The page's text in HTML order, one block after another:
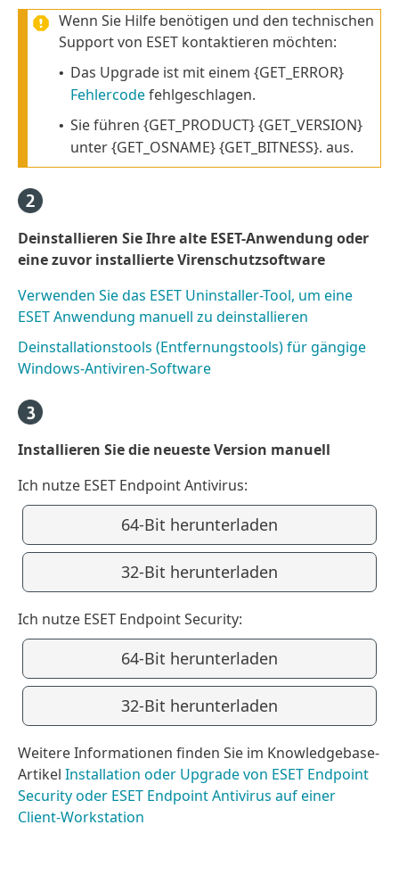
Wenn Sie Hilfe benötigen und den technischen
Support von ESET kontaktieren möchten:
• Das Upgrade ist mit einem {GET_ERROR}
Fehlercodefehlgeschlagen.
• Sie führen {GET_PRODUCT} {GET_VERSION}
unter {GET_OSNAME} {GET_BITNESS}. aus.
Deinstallieren Sie Ihre alte ESET-Anwendung oder
eine zuvor installierte Virenschutzsoftware
Verwenden Sie das ESET Uninstaller-Tool, um eine
ESET Anwendung manuell zu deinstallieren
Deinstallationstools (Entfernungstools) für gängige
Windows-Antiviren-Software
Installieren Sie die neueste Version manuell
Ich nutze ESET Endpoint Antivirus:
64-Bit herunterladen
32-Bit herunterladen
Ich nutze ESET Endpoint Security:
64-Bit herunterladen
32-Bit herunterladen
Weitere Informationen finden Sie im Knowledgebase-
Artikel Installation oder Upgrade von ESET Endpoint
Security oder ESET Endpoint Antivirus auf einer
Client-Workstation